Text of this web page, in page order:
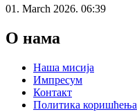
01. March 2026. 06:39
О нама
Наша мисија
Импресум
Контакт
Политика коришћења